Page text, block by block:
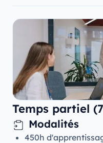
Temps partiel
Modalités
450h